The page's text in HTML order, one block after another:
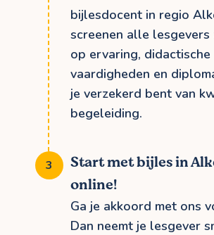
bijlesdocent in regio
screenen alle
op ervaring, didactische
vaardigheden en
je verzekerd bent van
begeleiding.
Start met bijles in
online!
Ga je akkoord met ons
Dan neemt je lesgever